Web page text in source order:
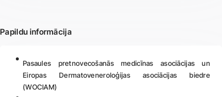
Papildu informācija
Pasaules pretnovecošanās medicīnas asociācijas un
Eiropas Dermatoveneroloģijas asociācijas biedre
(WOCIAM)